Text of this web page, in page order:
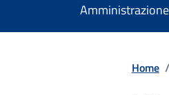
Amministrazione
Home /